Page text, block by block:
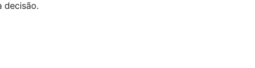
decisão.